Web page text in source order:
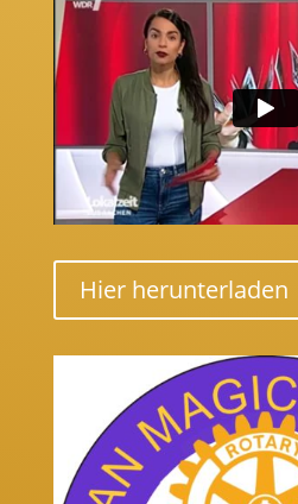
Hier herunterladen